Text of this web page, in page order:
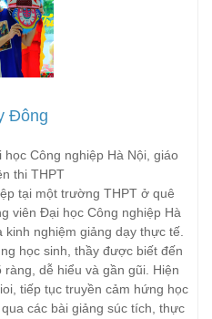
Đông
Công nghiệp Hà Nội, giáo
thi THPT
tại một trường THPT ở quê
viên Đại học Công nghiệp Hà
nghiệm giảng dạy thực tế.
học sinh, thầy được biết đến
dễ hiểu và gần gũi. Hiện
tiếp tục truyền cảm hứng học
các bài giảng súc tích, thực